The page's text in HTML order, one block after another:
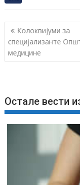
К
р
е
њ
е
ч
Колоквијуми за
специјализанте
медицине
Остале вести